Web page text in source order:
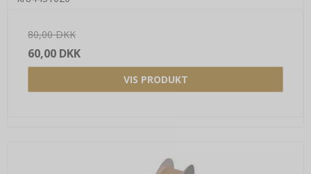
80,00 DKK
60,00 DKK
VIS PRODUKT